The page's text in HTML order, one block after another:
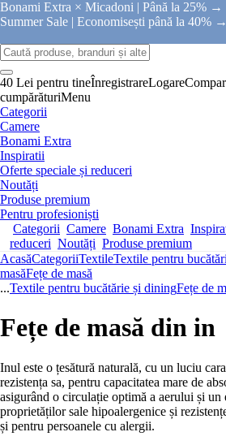
Bonami Extra × Micadoni | Până la 25% →
Summer Sale | Economisești până la 40% →
40 Lei pentru tineÎnregistrareLogare
cumpărăturiMenu
Categorii
Camere
Bonami Extra
Inspiratii
Oferte speciale și reduceri
Noutăți
Produse premium
Pentru profesioniști
Categorii Camere Bonami Extra
reduceri Noutăți Produse premium
AcasăCategoriiTextileTextile pentru
masăFețe de masă
...Textile pentru bucătărie și diningFețe de
Fețe de masă din in
Inul este o țesătură naturală, cu un luciu
rezistența sa, pentru capacitatea mare de
asigurând o circulație optimă a aerului și un
proprietăților sale hipoalergenice și
și pentru persoanele cu alergii.